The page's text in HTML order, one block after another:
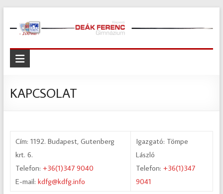
Kispesti
Ferenc
Deák
Ferenc
Gimnázium
KAPCSOLAT
Cím: 1192. Budapest, Gutenberg
krt. 6.
Telefon: +36(1)347 9040
E-mail: kdfg@kdfg.info
Igazgató: Tömpe
László
Telefon: +36(1)347
9041